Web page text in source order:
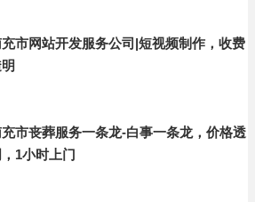
市网站开发服务公司|短视频制作，收费
市丧葬服务一条龙-白事一条龙，价格透
1小时上门